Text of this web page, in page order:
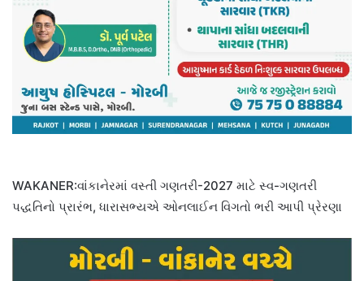
WAKANER:વાંકાનેરમાં વસ્તી ગણતરી-2027 માટે સ્વ-ગણતરી
પદ્ધતિનો પ્રારંભ, ધારાસભ્યએ ઓનલાઈન વિગતો ભરી આપી પ્રેરણા